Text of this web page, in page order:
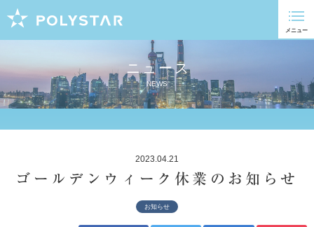
ニュース
NEWS
2023.04.21
ゴールデンウィーク休業のお知らせ
お知らせ